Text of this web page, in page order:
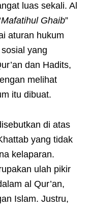
luas sekali. Al
Mafatihul Ghaib”
aturan hukum
yang
dan Hadits,
melihat
itu dibuat.
di atas
yang tidak
kelaparan.
ulah pikir
al Qur’an,
Islam. Justru,